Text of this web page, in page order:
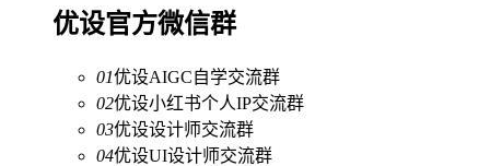
优设官方微信群
01优设AIGC自学交流群
02优设小红书个人IP交流群
03优设设计师交流群
04优设UI设计师交流群